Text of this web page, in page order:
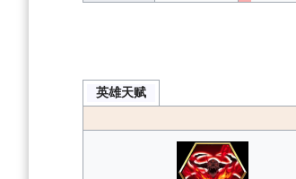
英雄天赋